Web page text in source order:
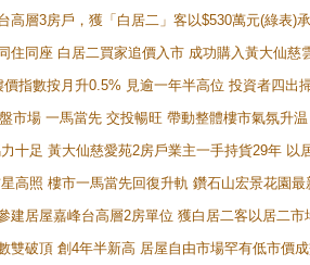
高層3房戶，獲「白居二」客以$530萬元(綠表)
住同座 白居二買家追價入市 成功購入黃大仙
價指數按月升0.5% 見逾一年半高位 投資者四
市場 一馬當先 交投暢旺 帶動整體樓市氣氛升
十足 黃大仙慈愛苑2房戶業主一手持貨29年 以
高照 樓市一馬當先回復升軌 鑽石山宏景花園
建居屋嘉峰台高層2房單位 獲白居二客以居二市
雙破頂 創4年半新高 居屋自由市場罕有低市價